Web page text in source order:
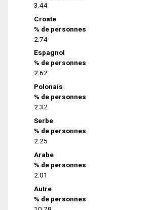
3.44
Croate
% de personnes
2.74
Espagnol
% de personnes
2.62
Polonais
% de personnes
2.32
Serbe
% de personnes
2.25
Arabe
% de personnes
2.01
Autre
% de personnes